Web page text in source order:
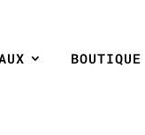
BOUTIQUE